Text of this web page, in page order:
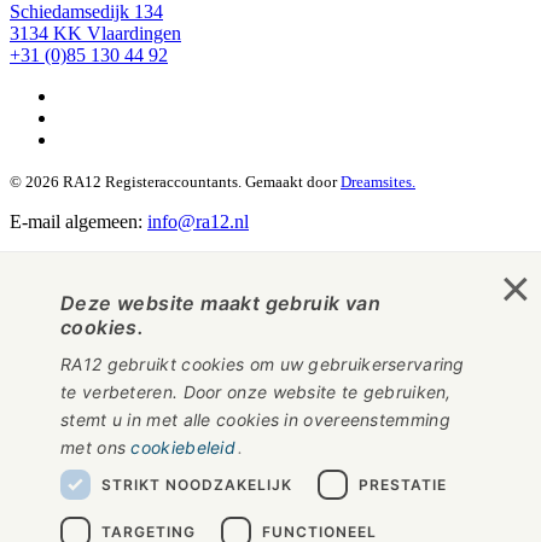
Schiedamsedijk 134
3134 KK Vlaardingen
+31 (0)85 130 44 92
© 2026 RA12 Registeraccountants. Gemaakt doorDreamsites.
E-mail algemeen: info@ra12.nl
×
Deze website maakt gebruik van
cookies.
RA12 gebruikt cookies om uw gebruikerservaring
te verbeteren. Door onze website te gebruiken,
stemt u in met alle cookies in overeenstemming
met onscookiebeleid
STRIKT NOODZAKELIJK PRESTATIE
TARGETING FUNCTIONEEL